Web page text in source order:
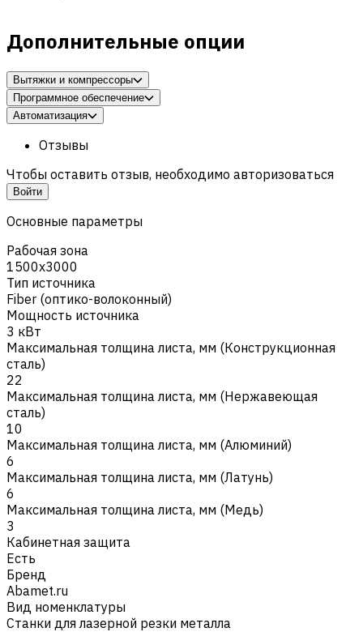
Дополнительные опции
Вытяжки и компрессоры
Программное обеспечение
Автоматизация
Отзывы
Чтобы оставить отзыв, необходимо авторизоваться
Войти
Основные параметры
Рабочая зона
1500х3000
Тип источника
Fiber (оптико-волоконный)
Мощность источника
3 кВт
Максимальная толщина листа, мм (Конструкционная
cталь)
22
Максимальная толщина листа, мм (Нержавеющая
сталь)
10
Максимальная толщина листа, мм (Алюминий)
6
Максимальная толщина листа, мм (Латунь)
6
Максимальная толщина листа, мм (Медь)
3
Кабинетная защита
Есть
Бренд
Abamet.ru
Вид номенклатуры
Станки для лазерной резки металла